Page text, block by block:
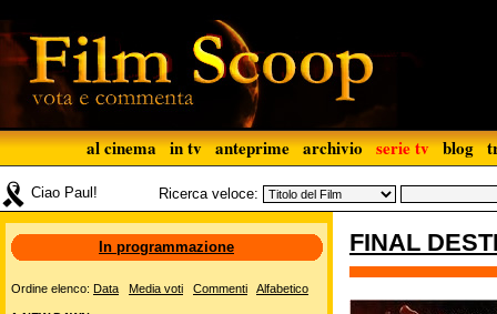
al cinema in tv anteprime archivio serie tv blog
Ciao Paul! Ricerca veloce:
FINAL
In programmazione
Ordine elenco: Data Media voti Commenti Alfabetico